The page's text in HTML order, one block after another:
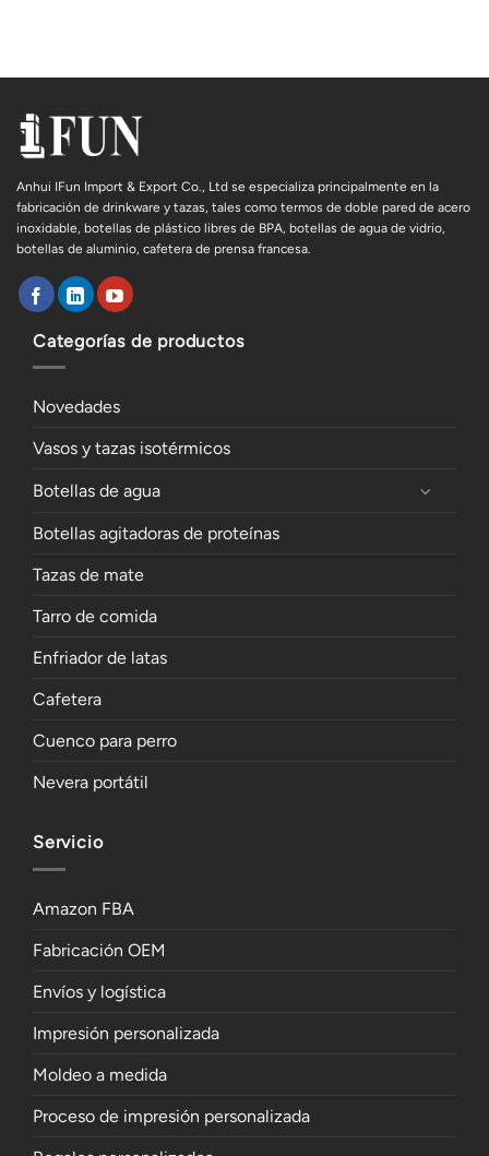
Anhui IFun Import & Export Co., Ltd se especializa principalmente en la
fabricación de drinkware y tazas, tales como termos de doble pared de acero
inoxidable, botellas de plástico libres de BPA, botellas de agua de vidrio,
botellas de aluminio, cafetera de prensa francesa.
Categorías de productos
Novedades
Vasos y tazas isotérmicos
Botellas de agua
Botellas agitadoras de proteínas
Tazas de mate
Tarro de comida
Enfriador de latas
Cafetera
Cuenco para perro
Nevera portátil
Servicio
Amazon FBA
Fabricación OEM
Envíos y logística
Impresión personalizada
Moldeo a medida
Proceso de impresión personalizada